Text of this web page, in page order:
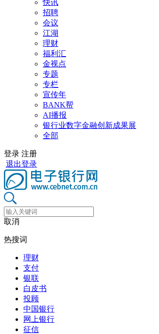
快讯
招聘
会议
江湖
理财
福利汇
金视点
专题
专栏
宣传年
BANK帮
AI播报
银行业数字金融创新成果展
全部
登录 注册
退出登录
取消
热搜词
理财
支付
银联
白皮书
投顾
中国银行
网上银行
征信